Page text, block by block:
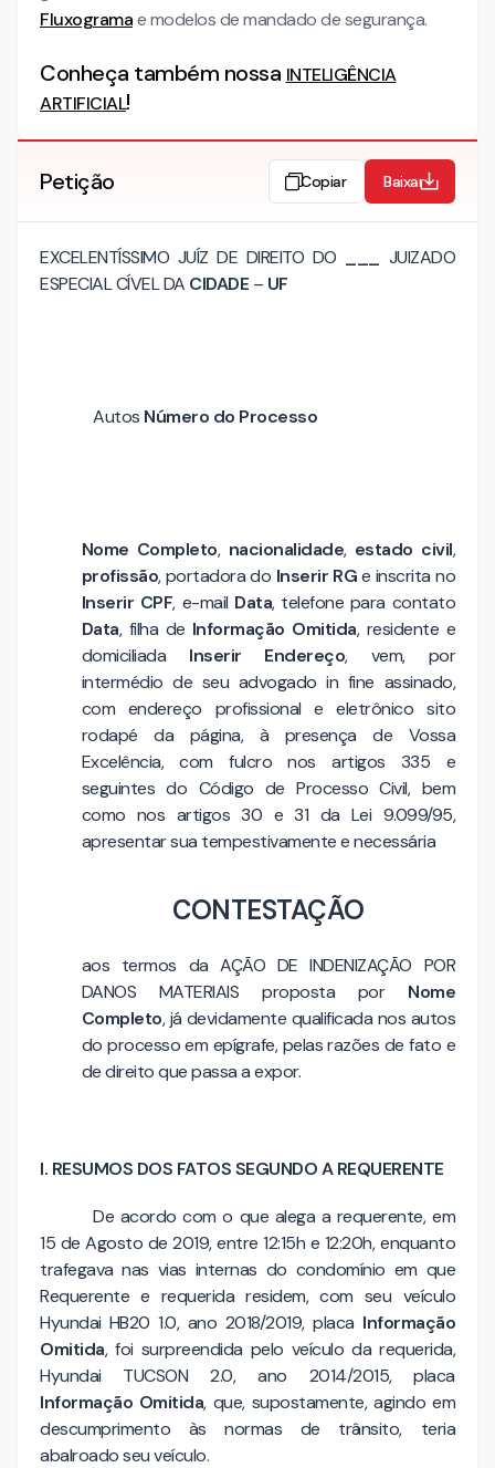
Fluxogramae modelos de mandado de segurança.
Conheça também nossa INTELIGÊNCIA
ARTIFICIAL!
Petição Copiar Baixar
EXCELENTÍSSIMO JUÍZ DE DIREITO DO
JUIZADO
ESPECIAL CÍVEL DA CIDADE – UF
Autos Número do Processo
Nome Completo, nacionalidade, estado civil,
profissão, portadora do Inserir RGe inscrita no
Inserir CPF, e-mail Data, telefone para contato
Data, filha de Informação Omitida, residente e
domiciliada Inserir Endereço, vem, por
intermédio de seu advogado in fine assinado,
com endereço profissional e eletrônico sito
rodapé da página, à presença de Vossa
Excelência, com fulcro nos artigos 335 e
seguintes do Código de Processo Civil, bem
como nos artigos 30 e 31 da Lei 9.099/95,
apresentar sua tempestivamente e necessária
CONTESTAÇÃO
aos termos da AÇÃO DE INDENIZAÇÃO POR
DANOS MATERIAIS proposta por Nome
Completo, já devidamente qualificada nos autos
do processo em epígrafe, pelas razões de fato e
de direito que passa a expor.
I. RESUMOS DOS FATOS SEGUNDO A REQUERENTE
De acordo com o que alega a requerente, em
15 de Agosto de 2019, entre 12:15h e 12:20h, enquanto
trafegava nas vias internas do condomínio em que
Requerente e requerida residem, com seu veículo
Hyundai HB20 1.0, ano 2018/2019, placa Informação
Omitida, foi surpreendida pelo veículo da requerida,
Hyundai TUCSON 2.0, ano 2014/2015, placa
Informação Omitida, que, supostamente, agindo em
descumprimento às normas de trânsito, teria
abalroado seu veículo.